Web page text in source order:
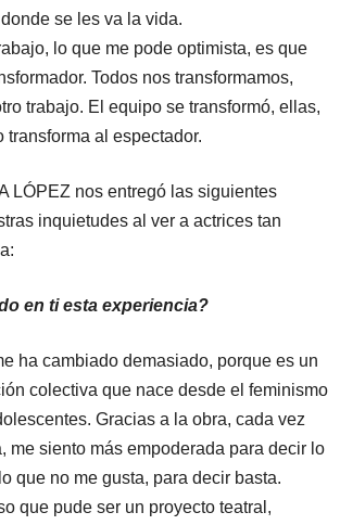
se les va la vida.
lo que me pode optimista, es que
Todos nos transformamos,
trabajo. El equipo se transformó, ellas,
transforma al espectador.
LÓPEZ nos entregó las siguientes
inquietudes al ver a actrices tan
en ti esta experiencia?
ha cambiado demasiado, porque es un
colectiva que nace desde el feminismo
Gracias a la obra, cada vez
me siento más empoderada para decir lo
que no me gusta, para decir basta.
que pude ser un proyecto teatral,